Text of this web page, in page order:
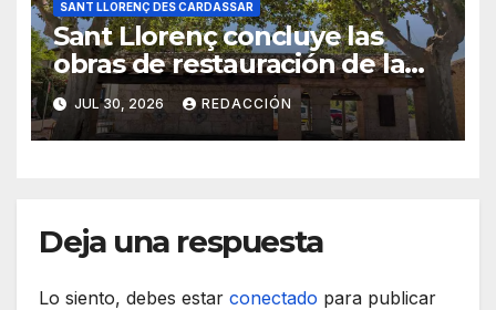
SANT LLORENÇ DES CARDASSAR
Sant Llorenç concluye las
obras de restauración de la
plaza des Pou Vell
JUL 30, 2026 REDACCIÓN
Deja una respuesta
Lo siento, debes estar conectado para publicar